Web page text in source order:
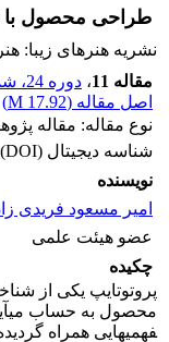
طراحی محصول با
نشریه هنرهای زیبا:
مقاله 11
، دوره 24، شماره 2
اصل مقاله (17.92 M
)
نوع مقاله: مقاله
شناسه دیجیتال (DOI):
نویسنده
امیر مسعود فریدی
عضو هیئت علمی
چکیده
پروتوتایپ یکی از
فهمی­هایی همراه